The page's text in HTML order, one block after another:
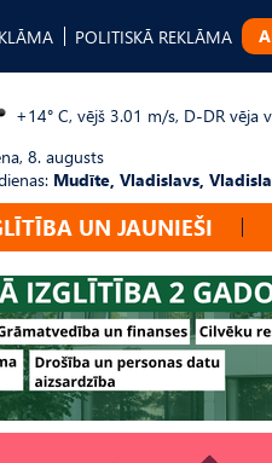
POLITISKĀ REKLĀMA
+14° C, vējš 3.01 m/s, D-DR vēja
8. augusts
Mudīte, Vladislavs,
UN JAUNIEŠI